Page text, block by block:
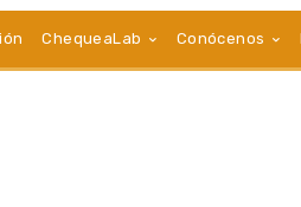
ChequeaLab Conócenos